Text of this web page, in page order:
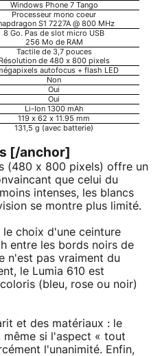
Windows Phone 7 Tango
Processeur mono coeur
S1 7227A @ 800 MHz
8 Go. Pas de slot micro USB
256 Mo de RAM
Tactile de 3,7 pouces
Résolution de 480 x 800 pixels
autofocus + flash LED
Non
Oui
Oui
Li-Ion 1300 mAh
119 x 62 x 11.95 mm
131,5 g (avec batterie)
[/anchor]
(480 x 800 pixels) offre un
que celui du
intenses, les blancs
se montre plus limité.
le choix d'une ceinture
entre les bords noirs de
n'est pas vraiment du
le Lumia 610 est
(bleu, rose ou noir)
et des matériaux : le
si l'aspect « tout
l'unanimité. Enfin,